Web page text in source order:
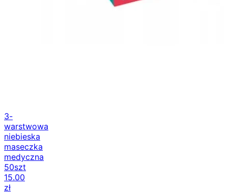
3-
warstwowa
niebieska
maseczka
medyczna
50szt
15.00
zł